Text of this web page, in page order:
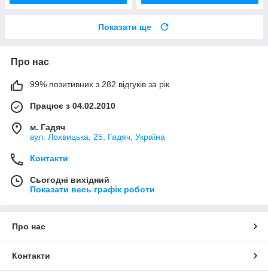
Показати ще
Про нас
99% позитивних з 282 відгуків за рік
Працює з 04.02.2010
м. Гадяч
вул. Лохвицька, 25, Гадяч, Україна
Контакти
Сьогодні вихідний
Показати весь графік роботи
Про нас
Контакти